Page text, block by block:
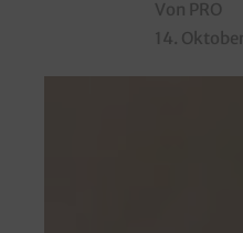
Von PRO
14.